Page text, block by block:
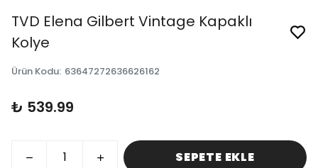
TVD Elena Gilbert Vintage Kapaklı
Kolye
Ürün Kodu: 63647272636626162
₺ 539.99
SEPETE EKLE